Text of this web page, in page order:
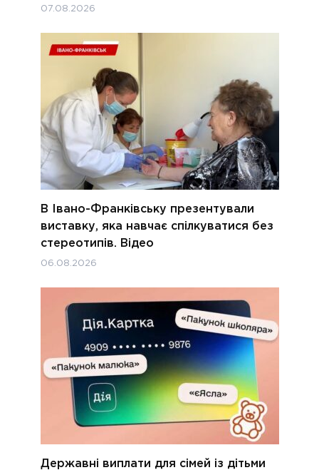
07.08.2026
В Івано-Франківську презентували
виставку, яка навчає спілкуватися без
стереотипів. Відео
06.08.2026
Державні виплати для сімей із дітьми